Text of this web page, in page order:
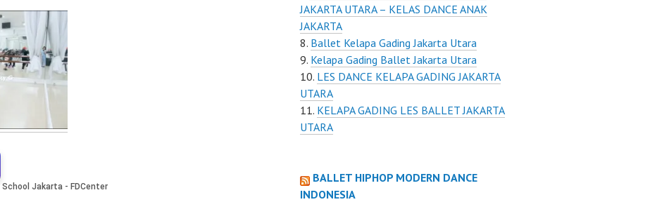
JAKARTA UTARA – KELAS DANCE ANAK
JAKARTA
Ballet Kelapa Gading Jakarta Utara
Kelapa Gading Ballet Jakarta Utara
LES DANCE KELAPA GADING JAKARTA
UTARA
KELAPA GADING LES BALLET JAKARTA
UTARA
BALLET HIPHOP MODERN DANCE
INDONESIA